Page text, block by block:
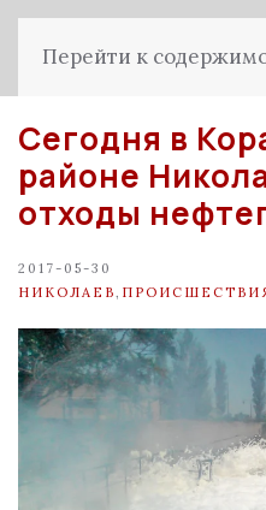
Перейти к
Сегодня в
районе
отходы
2017-05-30
НИКОЛАЕВ